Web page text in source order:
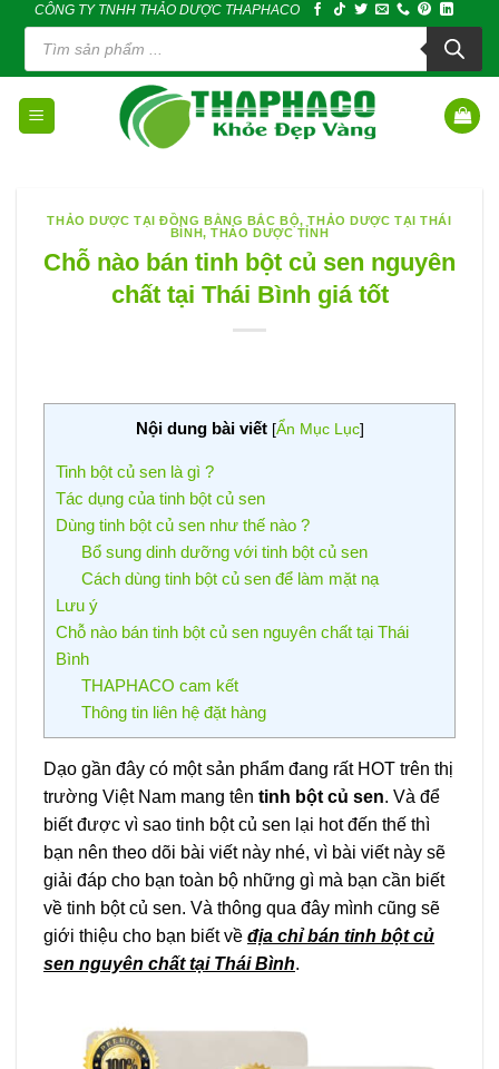
content
CÔNG TY TNHH THẢO DƯỢC THAPHACO
Tìm
kiếm
phẩm
THẢO DƯỢC TẠI ĐỒNG BẰNG BẮC BỘ,THẢO DƯỢC TẠI THÁI
BÌNH,THẢO DƯỢC TỈNH
Chỗ nào bán tinh bột củ sen nguyên
chất tại Thái Bình giá tốt
Nội dung bài viết [Ẩn Mục Lục]
Tinh bột củ sen là gì ?
Tác dụng của tinh bột củ sen
Dùng tinh bột củ sen như thế nào ?
Bổ sung dinh dưỡng với tinh bột củ sen
Cách dùng tinh bột củ sen để làm mặt nạ
Lưu ý
Chỗ nào bán tinh bột củ sen nguyên chất tại Thái
Bình
THAPHACO cam kết
Thông tin liên hệ đặt hàng
Dạo gần đây có một sản phẩm đang rất HOT trên thị
trường Việt Nam mang tên tinh bột củ sen. Và để
biết được vì sao tinh bột củ sen lại hot đến thế thì
bạn nên theo dõi bài viết này nhé, vì bài viết này sẽ
giải đáp cho bạn toàn bộ những gì mà bạn cần biết
về tinh bột củ sen. Và thông qua đây mình cũng sẽ
giới thiệu cho bạn biết về địa chỉ bán tinh bột củ
sen nguyên chất tại Thái Bình.